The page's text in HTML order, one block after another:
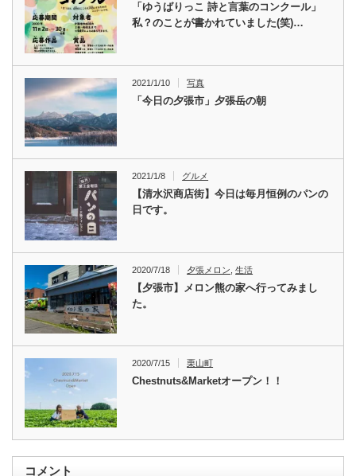
「ゆうばりっこ 詩と言葉のコンクール」
私？のことが書かれていました(笑)…
2021/1/10 写真
「今日の夕張市」夕張岳の朝
2021/1/8 グルメ
【清水沢商店街】今日は毎月恒例のパンの
日です。
2020/7/18 夕張メロン ,生活
【夕張市】メロン熊の家へ行ってみまし
た。
2020/7/15 栗山町
Chestnuts&Marketオープン！！
コメント